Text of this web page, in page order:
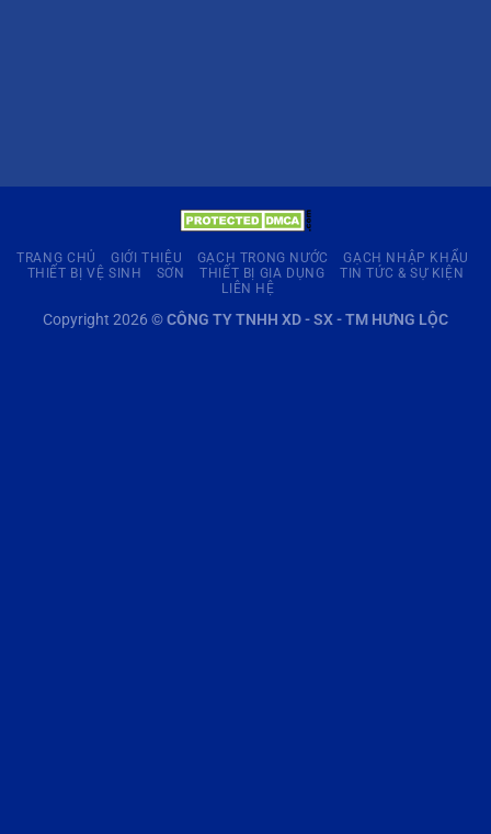
TRANG CHỦ GIỚI THIỆU GẠCH TRONG NƯỚC
GẠCH NHẬP KHẨU
THIẾT BỊ VỆ SINH
SƠN THIẾT BỊ GIA DỤNG
TIN TỨC & SỰ KIỆN
LIÊN HỆ
Copyright 2026 ©CÔNG TY TNHH XD - SX - TM HƯNG LỘC